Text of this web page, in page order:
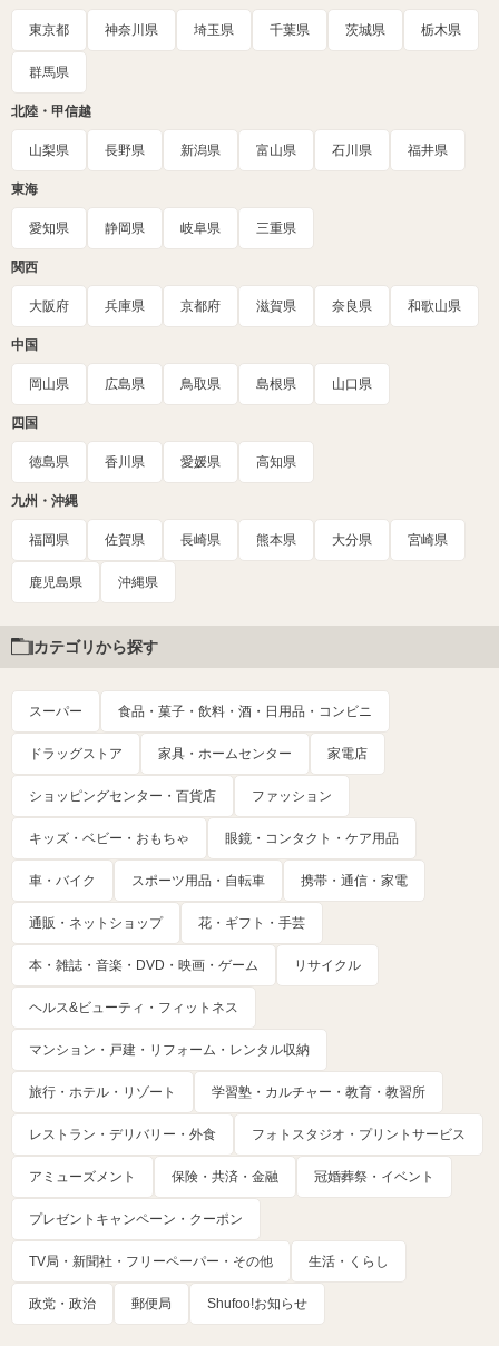
東京都 神奈川県 埼玉県 千葉県 茨城県 栃木県
群馬県
北陸・甲信越
山梨県 長野県 新潟県 富山県 石川県 福井県
東海
愛知県 静岡県 岐阜県 三重県
関西
大阪府 兵庫県 京都府 滋賀県 奈良県 和歌山県
中国
岡山県 広島県 鳥取県 島根県 山口県
四国
徳島県 香川県 愛媛県 高知県
九州・沖縄
福岡県 佐賀県 長崎県 熊本県 大分県 宮崎県
鹿児島県 沖縄県
カテゴリから探す
スーパー 食品・菓子・飲料・酒・日用品・コンビニ
ドラッグストア 家具・ホームセンター 家電店
ショッピングセンター・百貨店 ファッション
キッズ・ベビー・おもちゃ 眼鏡・コンタクト・ケア用品
車・バイク スポーツ用品・自転車 携帯・通信・家電
通販・ネットショップ 花・ギフト・手芸
本・雑誌・音楽・DVD・映画・ゲーム リサイクル
ヘルス&ビューティ・フィットネス
マンション・戸建・リフォーム・レンタル収納
旅行・ホテル・リゾート 学習塾・カルチャー・教育・教習所
レストラン・デリバリー・外食 フォトスタジオ・プリントサービス
アミューズメント 保険・共済・金融 冠婚葬祭・イベント
プレゼントキャンペーン・クーポン
TV局・新聞社・フリーペーパー・その他 生活・くらし
政党・政治 郵便局 Shufoo!お知らせ